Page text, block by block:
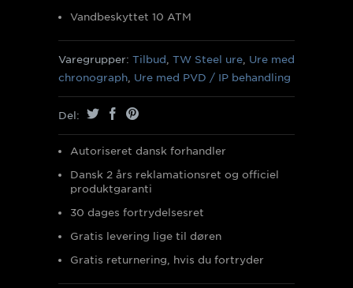
Vandbeskyttet 10 ATM
Varegrupper: Tilbud , TW Steel ure, Ure med
chronograph, Ure med PVD / IP behandling
Del:
Autoriseret dansk forhandler
Dansk 2 års reklamationsret og officiel
produktgaranti
30 dages fortrydelsesret
Gratis levering lige til døren
Gratis returnering, hvis du fortryder